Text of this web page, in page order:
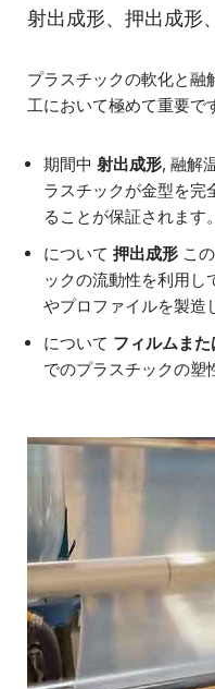
射出成形、押出成形
プラスチックの軟化と融
工において極めて重要で
期間中 射出成形, 融解
ラスチックが金型を完
ることが保証されます
について 押出成形 こ
ックの流動性を利用し
やプロファイルを製造
について フィルムま
でのプラスチックの塑